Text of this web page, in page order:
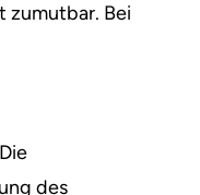
zumutbar. Bei
des